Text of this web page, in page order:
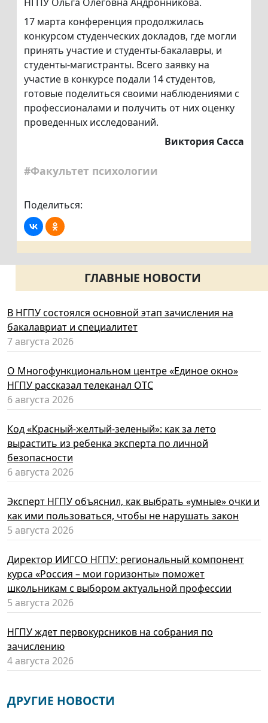
17 марта конференция продолжилась
конкурсом студенческих докладов, где могли
принять участие и студенты-бакалавры, и
студенты-магистранты. Всего заявку на
участие в конкурсе подали 14 студентов,
готовые поделиться своими наблюдениями с
профессионалами и получить от них оценку
проведенных исследований.
Виктория Сасса
#Факультет психологии
Поделиться:
ГЛАВНЫЕ НОВОСТИ
В НГПУ состоялся основной этап зачисления на
бакалавриат и специалитет
7 августа 2026
О Многофункциональном центре «Единое окно»
НГПУ рассказал телеканал ОТС
6 августа 2026
Код «Красный-желтый-зеленый»: как за лето
вырастить из ребенка эксперта по личной
безопасности
6 августа 2026
Эксперт НГПУ объяснил, как выбрать «умные» очки и
как ими пользоваться, чтобы не нарушать закон
5 августа 2026
Директор ИИГСО НГПУ: региональный компонент
курса «Россия – мои горизонты» поможет
школьникам с выбором актуальной профессии
5 августа 2026
НГПУ ждет первокурсников на собрания по
зачислению
4 августа 2026
ДРУГИЕ НОВОСТИ